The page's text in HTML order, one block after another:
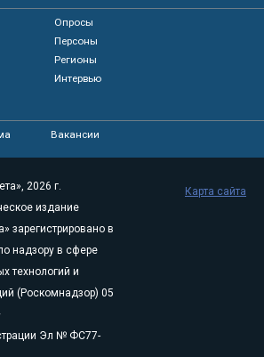
Опросы
Персоны
Регионы
Интервью
Вакансии
2026 г.
издание
зарегистрировано в
надзору в сфере
технологий и
(Роскомнадзор) 05
Эл № ФС77-
Карта сайта